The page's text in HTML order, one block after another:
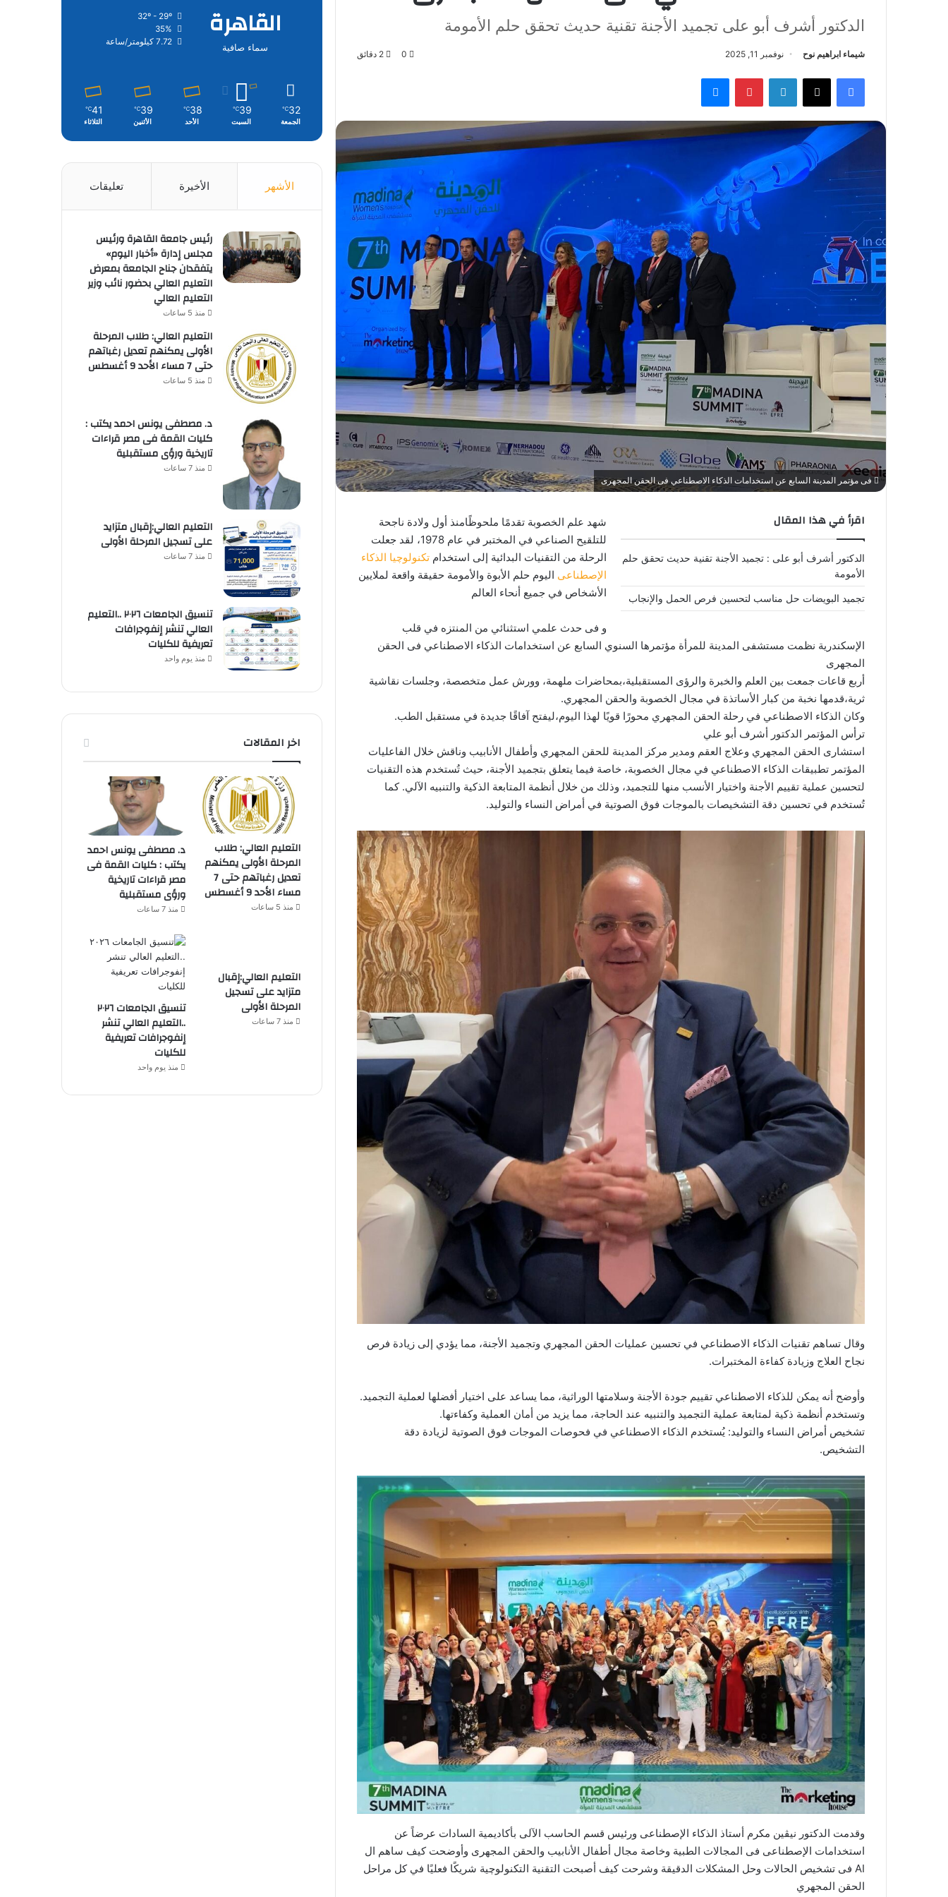
الدكتور أشرف أبو على تجميد الأجنة تقنية حديث تحقق حلم الأمومة
شيماء ابراهيم نوح نوفمبر 11, 2025 0
فيسبوك ‫X لينكدإن بينتيريستماسنجر
فى مؤتمر المدينة السابع عن استخدامات الذكاء الاصطناعي فى الحقن المجهرى
اقرأ في هذا المقال
الدكتور أشرف أبو على : تجميد الأجنة تقنية حديث تحقق حلم
الأمومة
تجميد البويضات حل مناسب لتحسين فرص الحمل والإنجاب
شهد علم الخصوبة تقدمًا ملحوظًامنذ أول ولادة ناجحة
للتلقيح الصناعي في المختبر في عام 1978، لقد جعلت
الرحلة من التقنيات البدائية إلى استخدام تكنولوچيا الذكاء
الإصطناعى اليوم حلم الأبوة والأمومة حقيقة واقعة لملايين
الأشخاص في جميع أنحاء العالم
و فى حدث علمي استثنائي من المنتزه في قلب
الإسكندرية نظمت مستشفى المدينة للمرأة مؤتمرها السنوي السابع عن استخدامات الذكاء الاصطناعي فى الحقن
المجهرى
أربع قاعات جمعت بين العلم والخبرة والرؤى المستقبلية،بمحاضرات ملهمة، وورش عمل متخصصة، وجلسات نقاشية
ثرية،قدمها نخبة من كبار الأساتذة في مجال الخصوبة والحقن المجهري.
وكان الذكاء الاصطناعي في رحلة الحقن المجهري محورًا قويًا لهذا اليوم،ليفتح آفاقًا جديدة في مستقبل الطب.
ترأس المؤتمر الدكتور أشرف أبو علي
استشارى الحقن المجهري وعلاج العقم ومدير مركز المدينة للحقن المجهري وأطفال الأنابيب وناقش خلال الفاعليات
المؤتمر تطبيقات الذكاء الاصطناعي في مجال الخصوبة، خاصة فيما يتعلق بتجميد الأجنة، حيث تُستخدم هذه التقنيات
لتحسين عملية تقييم الأجنة واختيار الأنسب منها للتجميد، وذلك من خلال أنظمة المتابعة الذكية والتنبيه الآلي. كما
تُستخدم في تحسين دقة التشخيصات بالموجات فوق الصوتية في أمراض النساء والتوليد.
وقال تساهم تقنيات الذكاء الاصطناعي في تحسين عمليات الحقن المجهري وتجميد الأجنة، مما يؤدي إلى زيادة فرص
نجاح العلاج وزيادة كفاءة المختبرات.
وأوضح أنه يمكن للذكاء الاصطناعي تقييم جودة الأجنة وسلامتها الوراثية، مما يساعد على اختيار أفضلها لعملية التجميد.
وتستخدم أنظمة ذكية لمتابعة عملية التجميد والتنبيه عند الحاجة، مما يزيد من أمان العملية وكفاءتها.
تشخيص أمراض النساء والتوليد: يُستخدم الذكاء الاصطناعي في فحوصات الموجات فوق الصوتية لزيادة دقة
التشخيص.
وقدمت الدكتور نيڤين مكرم أستاذ الذكاء الإصطناعى ورئيس قسم الحاسب الآلى بأكاديمية السادات عرضاً عن
استخدامات الإصطناعى فى المجالات الطبية وخاصة مجال أطفال الأنابيب والحقن المجهرى وأوضحت كيف ساهم ال
AI فى تشخيص الحالات وحل المشكلات الدقيقة وشرحت كيف أصبحت التقنية التكنولوچية شريكًا فعليًا في كل مراحل
الحقن المجهري
القاهرة
سماء صافية
32º - 29º
35%
7.72 كيلومتر/ساعة
32
℃
الجمعة
39
℃
السبت
38
℃
الأحد
39
℃
الأثنين
41
℃
الثلاثاء
الأشهر الأخيرة تعليقات
رئيس جامعة القاهرة ورئيس
مجلس إدارة «أخبار اليوم»
يتفقدان جناح الجامعة بمعرض
التعليم العالي بحضور نائب وزير
التعليم العالي
منذ 5 ساعات
التعليم العالي: طلاب المرحلة
الأولى يمكنهم تعديل رغباتهم
حتى 7 مساء الأحد 9 أغسطس
منذ 5 ساعات
د. مصطفى يونس احمد يكتب :
كليات القمة فى مصر قراءات
تاريخية ورؤى مستقبلية
منذ 7 ساعات
التعليم العالي:إقبال متزايد
على تسجيل المرحلة الأولى
منذ 7 ساعات
تنسيق الجامعات ٢٠٢٦ ..التعليم
العالي تنشر إنفوجرافات
تعريفية للكليات
منذ يوم واحد
اخر المقالات
التعليم العالي: طلاب
المرحلة الأولى يمكنهم
تعديل رغباتهم حتى 7
مساء الأحد 9 أغسطس
منذ 5 ساعات
د. مصطفى يونس احمد
يكتب : كليات القمة فى
مصر قراءات تاريخية
ورؤى مستقبلية
منذ 7 ساعات
التعليم العالي:إقبال
متزايد على تسجيل
المرحلة الأولى
منذ 7 ساعات
تنسيق الجامعات ٢٠٢٦
..التعليم العالي تنشر
إنفوجرافات تعريفية
للكليات
منذ يوم واحد